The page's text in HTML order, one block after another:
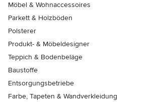
Möbel & Wohnaccessoires
Parkett & Holzböden
Polsterer
Produkt- & Möbeldesigner
Teppich & Bodenbeläge
Baustoffe
Entsorgungsbetriebe
Farbe, Tapeten & Wandverkleidung